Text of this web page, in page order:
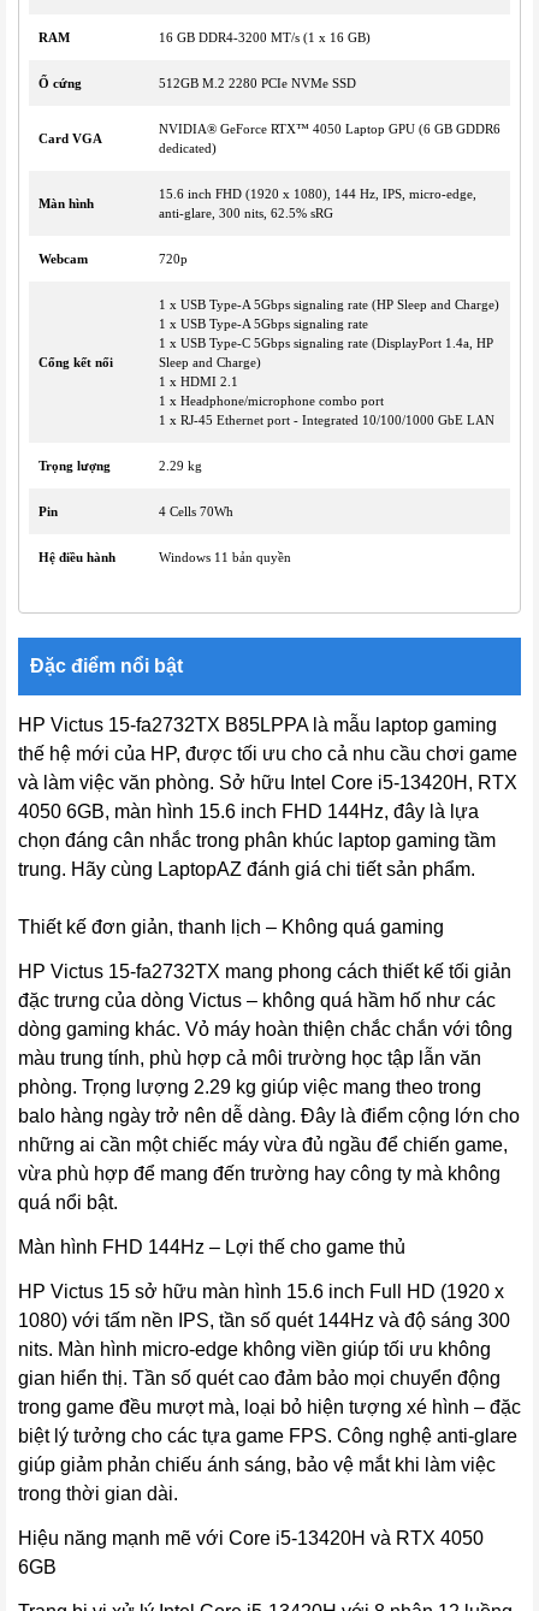
RAM 16 GB DDR4-3200 MT/s (1 x 16 GB)
Ổ cứng 512GB M.2 2280 PCIe NVMe SSD
Card VGA
NVIDIA® GeForce RTX™ 4050 Laptop GPU (6 GB GDDR6
dedicated)
Màn hình
15.6 inch FHD (1920 x 1080), 144 Hz, IPS, micro-edge,
anti-glare, 300 nits, 62.5% sRG
Webcam 720p
Cổng kết nối
1 x USB Type-A 5Gbps signaling rate (HP Sleep and Charge)
1 x USB Type-A 5Gbps signaling rate
1 x USB Type-C 5Gbps signaling rate (DisplayPort 1.4a, HP
Sleep and Charge)
1 x HDMI 2.1
1 x Headphone/microphone combo port
1 x RJ-45 Ethernet port - Integrated 10/100/1000 GbE LAN
Trọng lượng 2.29 kg
Pin 4 Cells 70Wh
Hệ điều hành Windows 11 bản quyền
Đặc điểm nổi bật
HP Victus 15-fa2732TX B85LPPA là mẫu laptop gaming
thế hệ mới của HP, được tối ưu cho cả nhu cầu chơi game
và làm việc văn phòng. Sở hữu Intel Core i5-13420H, RTX
4050 6GB, màn hình 15.6 inch FHD 144Hz, đây là lựa
chọn đáng cân nhắc trong phân khúc laptop gaming tầm
trung. Hãy cùng LaptopAZ đánh giá chi tiết sản phẩm.
Thiết kế đơn giản, thanh lịch – Không quá gaming
HP Victus 15-fa2732TX mang phong cách thiết kế tối giản
đặc trưng của dòng Victus – không quá hầm hố như các
dòng gaming khác. Vỏ máy hoàn thiện chắc chắn với tông
màu trung tính, phù hợp cả môi trường học tập lẫn văn
phòng. Trọng lượng 2.29 kg giúp việc mang theo trong
balo hàng ngày trở nên dễ dàng. Đây là điểm cộng lớn cho
những ai cần một chiếc máy vừa đủ ngầu để chiến game,
vừa phù hợp để mang đến trường hay công ty mà không
quá nổi bật.
Màn hình FHD 144Hz – Lợi thế cho game thủ
HP Victus 15 sở hữu màn hình 15.6 inch Full HD (1920 x
1080) với tấm nền IPS, tần số quét 144Hz và độ sáng 300
nits. Màn hình micro-edge không viền giúp tối ưu không
gian hiển thị. Tần số quét cao đảm bảo mọi chuyển động
trong game đều mượt mà, loại bỏ hiện tượng xé hình – đặc
biệt lý tưởng cho các tựa game FPS. Công nghệ anti-glare
giúp giảm phản chiếu ánh sáng, bảo vệ mắt khi làm việc
trong thời gian dài.
Hiệu năng mạnh mẽ với Core i5-13420H và RTX 4050
6GB